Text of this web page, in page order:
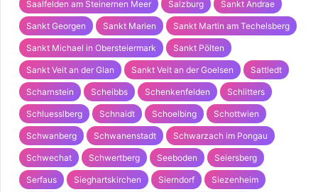
Saalfelden am Steinernen Meer Salzburg Sankt Andrae
Sankt Georgen Sankt Marien Sankt Martin am Techelsberg
Sankt Michael in Obersteiermark Sankt Pölten
Sankt Veit an der Glan Sankt Veit an der Goelsen Sattledt
Scharnstein Scheibbs Schenkenfelden Schlitters
Schluesslberg Schnaidt Schoelbing Schottwien
Schwanberg Schwanenstadt Schwarzach im Pongau
Schwechat Schwertberg Seeboden Seiersberg
Serfaus Sieghartskirchen Sierndorf Siezenheim